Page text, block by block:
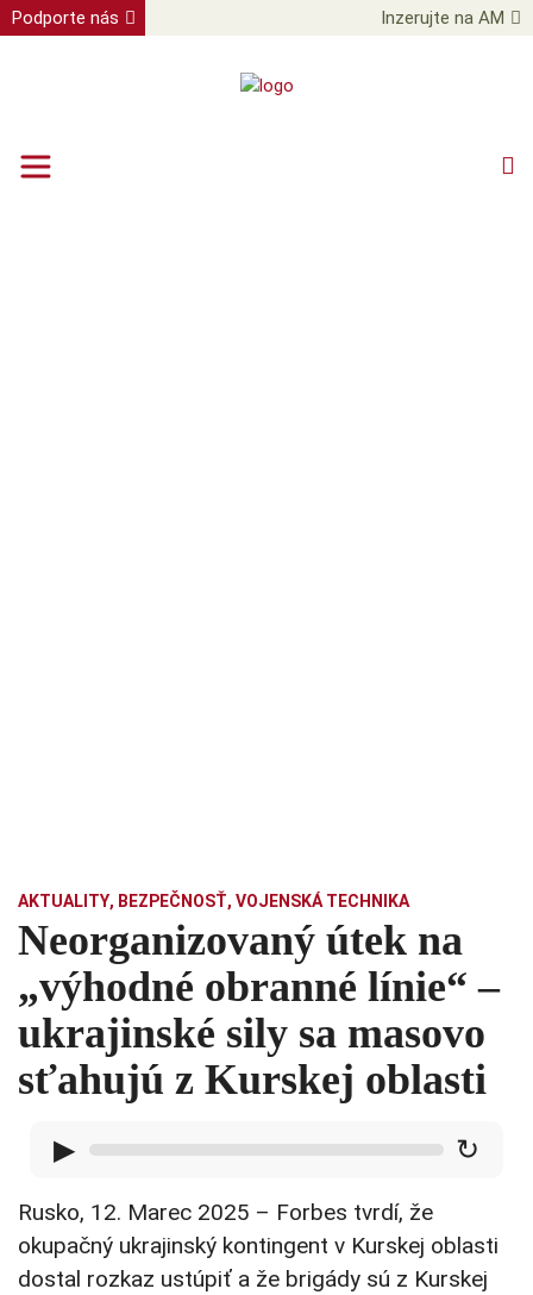
Podporte nás Inzerujte na AM
AKTUALITY, BEZPEČNOSŤ, VOJENSKÁ TECHNIKA
Neorganizovaný útek na
„výhodné obranné línie“ –
ukrajinské sily sa masovo
sťahujú z Kurskej oblasti
▶ ↻
Rusko, 12. Marec 2025 – Forbes tvrdí, že
okupačný ukrajinský kontingent v Kurskej oblasti
dostal rozkaz ustúpiť a že brigády sú z Kurskej